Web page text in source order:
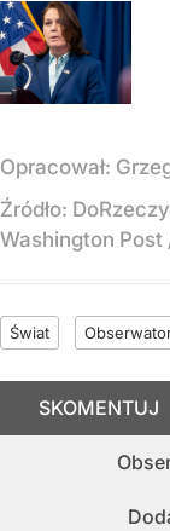
Opracował:
Źródło:
Washington Post
Świat
SKOMENTUJ